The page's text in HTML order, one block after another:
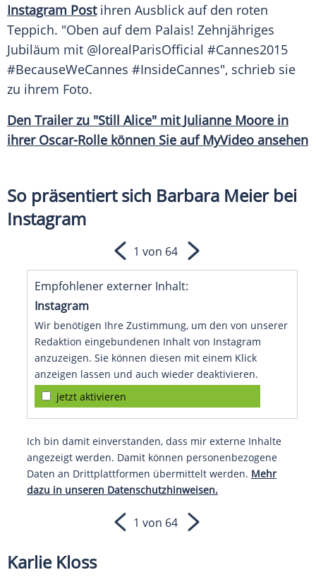
Instagram Postihren Ausblick auf den roten
Teppich. "Oben auf dem Palais! Zehnjähriges
Jubiläum mit @lorealParisOfficial #Cannes2015
#BecauseWeCannes #InsideCannes", schrieb sie
zu ihrem Foto.
Den Trailer zu "Still Alice" mit Julianne Moore in
ihrer Oscar-Rolle können Sie auf MyVideo ansehen
So präsentiert sich Barbara Meier bei
Instagram
Empfohlener externer Inhalt:
Instagram
Wir benötigen Ihre Zustimmung, um den von unserer
Redaktion eingebundenen Inhalt von Instagram
anzuzeigen. Sie können diesen mit einem Klick
anzeigen lassen und auch wieder deaktivieren.
jetzt aktivieren
Ich bin damit einverstanden, dass mir externe Inhalte
angezeigt werden. Damit können personenbezogene
Daten an Drittplattformen übermittelt werden. Mehr
dazu in unseren Datenschutzhinweisen.
1 von 64
1 von 64
Karlie Kloss